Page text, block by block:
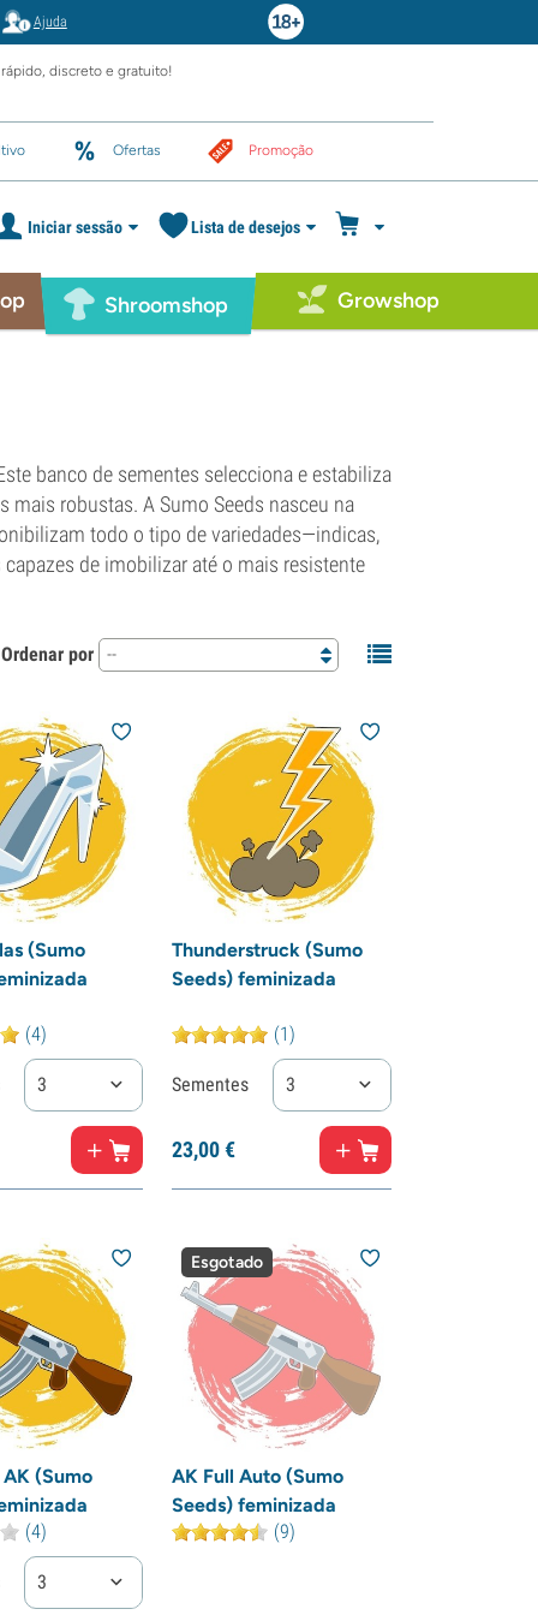
Ajuda
rápido, discreto e gratuito!
Ofertas Promoção
Iniciar sessão Lista de desejos
Shroomshop Growshop
banco de sementes selecciona e estabiliza
mais robustas. A Sumo Seeds nasceu na
todo o tipo de variedades—indicas,
de imobilizar até o mais resistente
Ordenar por --
(Sumo
(4)
3
Thunderstruck (Sumo
Seeds) feminizada
(1)
Sementes 3
23,00€
(Sumo
(4)
3
Esgotado
AK Full Auto (Sumo
Seeds) feminizada
(9)